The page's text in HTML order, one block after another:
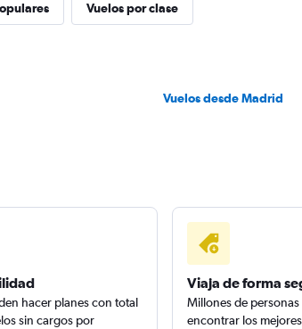
Vuelos por clase
Vuelos desde Madrid
hacer planes con total
sin cargos por
Viaja de forma
Millones de
encontrar los